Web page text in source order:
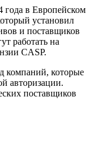
года в Европейском
установил
и поставщиков
работать на
CASP.
компаний, которые
авторизации.
поставщиков